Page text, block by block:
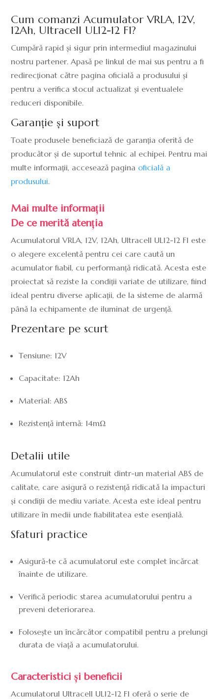
Cum comanzi Acumulator VRLA, 12V,
12Ah, Ultracell UL12-12 F1?
Cumpără rapid și sigur prin intermediul magazinului
nostru partener. Apasă pe linkul de mai sus pentru a fi
redirecționat către pagina oficială a produsului și
pentru a verifica stocul actualizat și eventualele
reduceri disponibile.
Garanție și suport
Toate produsele beneficiază de garanția oferită de
producător și de suportul tehnic al echipei. Pentru mai
multe informații, accesează pagina oficială a
produsului.
Mai multe informații
De ce merită atenția
Acumulatorul VRLA, 12V, 12Ah, Ultracell UL12-12 F1 este
o alegere excelentă pentru cei care caută un
acumulator fiabil, cu performanță ridicată. Acesta este
proiectat să reziste la condiții variate de utilizare, fiind
ideal pentru diverse aplicații, de la sisteme de alarmă
până la echipamente de iluminat de urgență.
Prezentare pe scurt
Tensiune: 12V
Capacitate: 12Ah
Material: ABS
Rezistență internă: 14mΩ
Detalii utile
Acumulatorul este construit dintr-un material ABS de
calitate, care asigură o rezistență ridicată la impacturi
și condiții de mediu variate. Acesta este ideal pentru
utilizare în medii unde fiabilitatea este esențială.
Sfaturi practice
Asigură-te că acumulatorul este complet încărcat
înainte de utilizare.
Verifică periodic starea acumulatorului pentru a
preveni deteriorarea.
Folosește un încărcător compatibil pentru a prelungi
durata de viață a acumulatorului.
Caracteristici și beneficii
Acumulatorul Ultracell UL12-12 F1 oferă o serie de